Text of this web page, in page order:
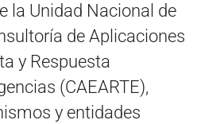
la Unidad Nacional de
de Aplicaciones
y Respuesta
(CAEARTE),
y entidades